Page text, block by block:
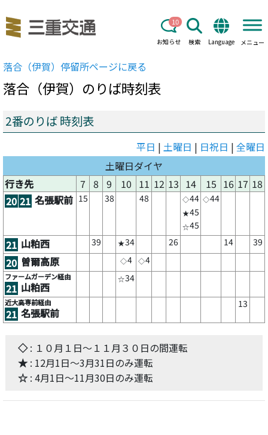
お知らせ
10
検索 Language メニュー
落合（伊賀） 停留所ページに戻る
落合（伊賀） のりば時刻表
2番のりば 時刻表
平日 | 土曜日 | 日祝日 | 全曜日
土曜日ダイヤ
行き先
7 8 9 10 11 12 13 14 15 16 17 18
20 21 名張駅前 15 38 48 ◇44
★45
☆45
◇44
21 山粕西 39 ★34 26 14 39
20 曽爾高原 ◇4 ◇4
ファームガーデン経由
21 山粕西
☆34
近大高専前経由
21 名張駅前
13
◇: １０月１日～１１月３０日の間運転
★ : 12月1日～3月31日のみ運転
☆ : 4月1日～11月30日のみ運転